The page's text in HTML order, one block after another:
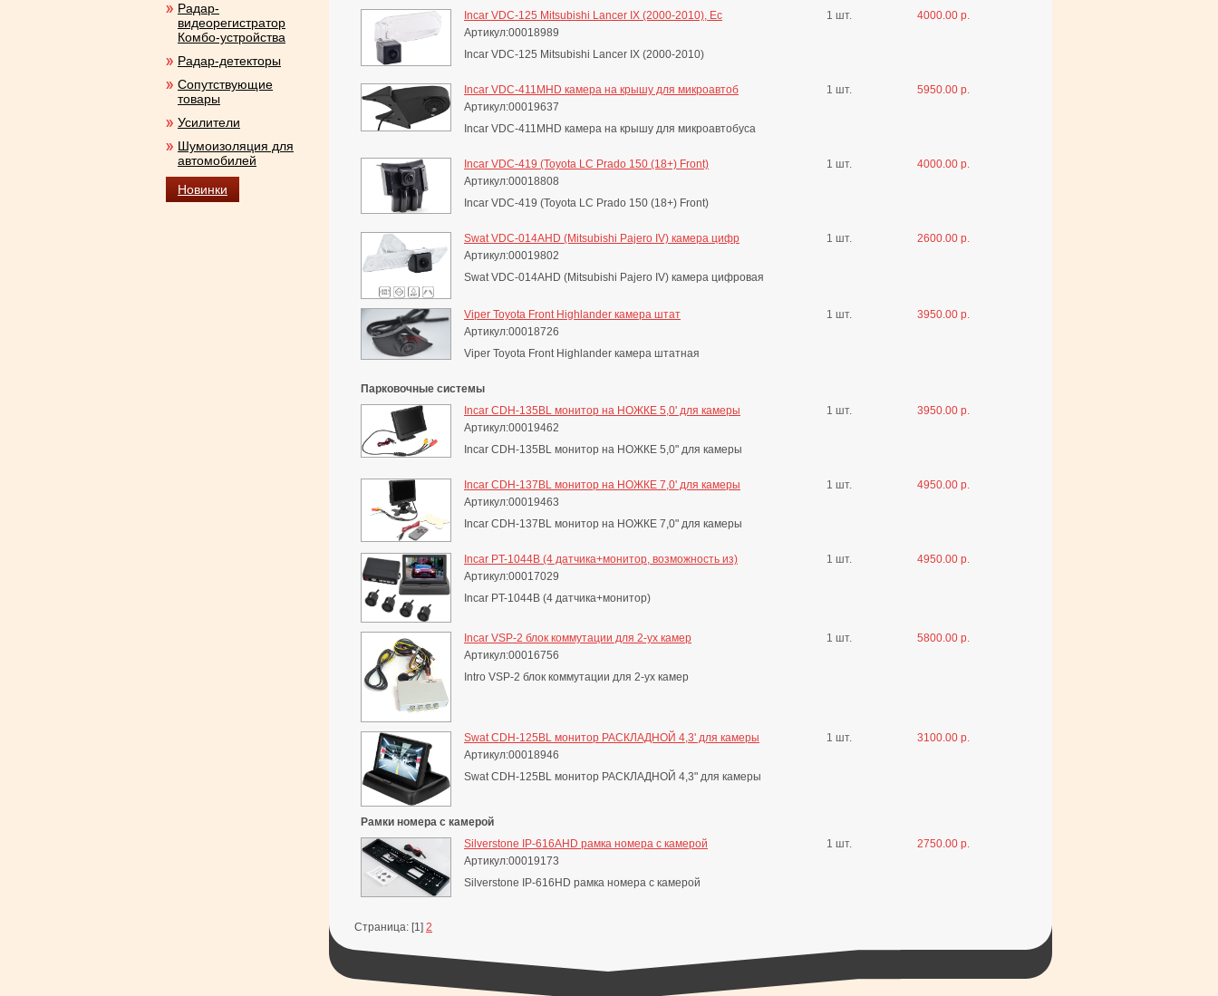
Incar VDC-125 Mitsubishi Lancer IX (2000-2010), Ec
Артикул:00018989
Incar VDC-125 Mitsubishi Lancer IX (2000-2010)
1 шт. 4000.00 р.
Incar VDC-411MHD камера на крышу для микроавтоб
Артикул:00019637
Incar VDC-411MHD камера на крышу для микроавтобуса
1 шт. 5950.00 р.
Incar VDC-419 (Toyota LC Prado 150 (18+) Front)
Артикул:00018808
Incar VDC-419 (Toyota LC Prado 150 (18+) Front)
1 шт. 4000.00 р.
Swat VDC-014AHD (Mitsubishi Pajero IV) камера цифр
Артикул:00019802
Swat VDC-014AHD (Mitsubishi Pajero IV) камера цифровая
1 шт. 2600.00 р.
Viper Toyota Front Highlander камера штат
Артикул:00018726
Viper Toyota Front Highlander камера штатная
1 шт. 3950.00 р.
Парковочные системы
Incar CDH-135BL монитор на НОЖКЕ 5,0' для камеры
Артикул:00019462
Incar CDH-135BL монитор на НОЖКЕ 5,0" для камеры
1 шт. 3950.00 р.
Incar CDH-137BL монитор на НОЖКЕ 7,0' для камеры
Артикул:00019463
Incar CDH-137BL монитор на НОЖКЕ 7,0" для камеры
1 шт. 4950.00 р.
Incar PT-1044B (4 датчика+монитор, возможность из)
Артикул:00017029
Incar PT-1044B (4 датчика+монитор)
1 шт. 4950.00 р.
Incar VSP-2 блок коммутации для 2-ух камер
Артикул:00016756
Intro VSP-2 блок коммутации для 2-ух камер
1 шт. 5800.00 р.
Swat CDH-125BL монитор РАСКЛАДНОЙ 4,3' для камеры
Артикул:00018946
Swat CDH-125BL монитор РАСКЛАДНОЙ 4,3" для камеры
1 шт. 3100.00 р.
Рамки номера с камерой
Silverstone IP-616AHD рамка номера с камерой
Артикул:00019173
Silverstone IP-616HD рамка номера с камерой
1 шт. 2750.00 р.
Страница: [1] 2
Радар-
видеорегистратор
Комбо-устройства
Радар-детекторы
Сопутствующие
товары
Усилители
Шумоизоляция для
автомобилей
Новинки